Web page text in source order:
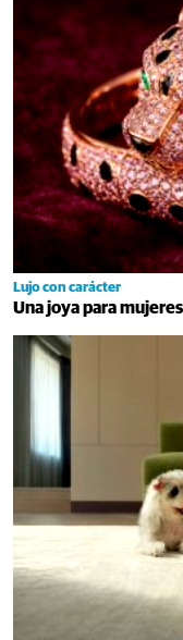
Lujo con carácter
Una joya para